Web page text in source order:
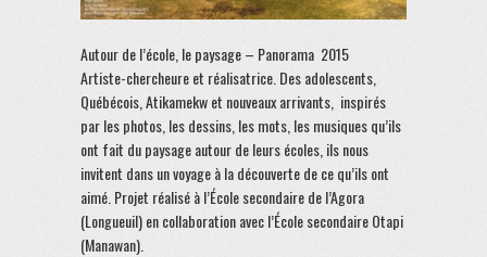
Autour de l’école, le paysage – Panorama 2015
Artiste-chercheure et réalisatrice. Des adolescents,
Québécois, Atikamekw et nouveaux arrivants, inspirés
par les photos, les dessins, les mots, les musiques qu’ils
ont fait du paysage autour de leurs écoles, ils nous
invitent dans un voyage à la découverte de ce qu’ils ont
aimé. Projet réalisé à l’École secondaire de l’Agora
(Longueuil) en collaboration avec l’École secondaire Otapi
(Manawan).